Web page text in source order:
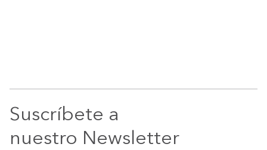
Suscríbete a
nuestro Newsletter